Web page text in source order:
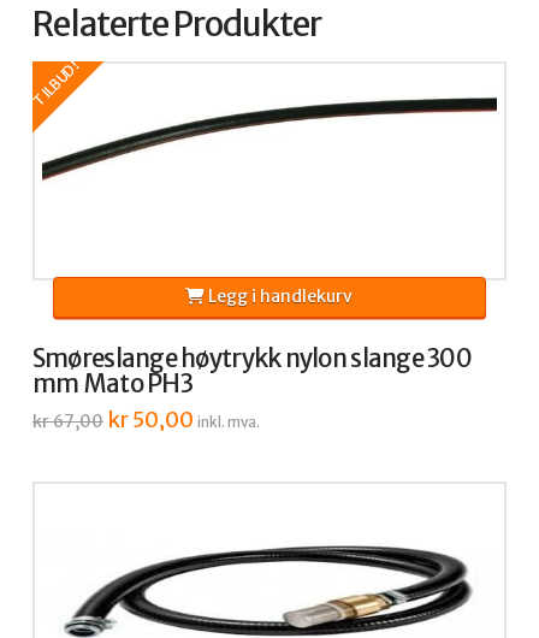
antall
Relaterte Produkter
TILBUD!
Smøreslange høytrykk nylon slange 300
mm Mato PH3
kr67,00 Opprinnelig
pris
kr50,00Nåværende
pris
inkl. mva.
Legg i handlekurv